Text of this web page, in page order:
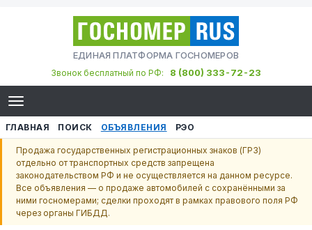
ЕДИНАЯ ПЛАТФОРМА ГОСНОМЕРОВ
Звонок бесплатный по РФ:
8 (800) 333-72-23
ГЛАВНАЯ ПОИСК ОБЪЯВЛЕНИЯ РЭО
Продажа государственных регистрационных знаков (ГРЗ)
отдельно от транспортных средств запрещена
законодательством РФ и не осуществляется на данном ресурсе.
Все объявления — о продаже автомобилей с сохранёнными за
ними госномерами; сделки проходят в рамках правового поля РФ
через органы ГИБДД.